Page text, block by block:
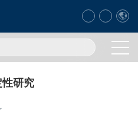
研究
，